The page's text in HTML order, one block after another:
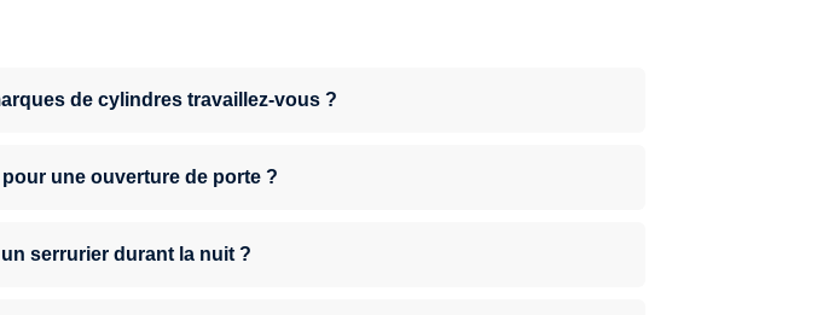
de cylindres travaillez-vous ?
une ouverture de porte ?
serrurier durant la nuit ?